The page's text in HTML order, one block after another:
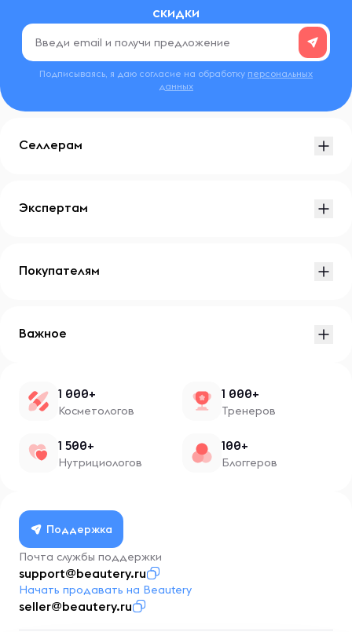
скидки
Подписываясь, я даю согласие на обработку персональных
данных
Селлерам
Экспертам
Покупателям
Важное
1 000+
Косметологов
1 000+
Тренеров
1 500+
Нутрициологов
100+
Блоггеров
Поддержка
Почта службы поддержки
support@beautery.ru
Начать продавать на Beautery
seller@beautery.ru